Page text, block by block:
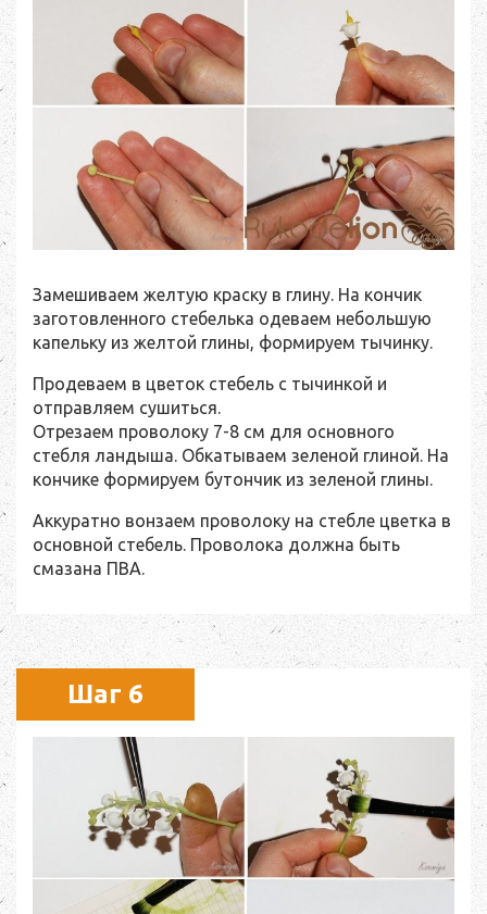
Замешиваем желтую краску в глину. На кончик
заготовленного стебелька одеваем небольшую
капельку из желтой глины, формируем тычинку.
Продеваем в цветок стебель с тычинкой и
отправляем сушиться.
Отрезаем проволоку 7-8 см для основного
стебля ландыша. Обкатываем зеленой глиной. На
кончике формируем бутончик из зеленой глины.
Аккуратно вонзаем проволоку на стебле цветка в
основной стебель. Проволока должна быть
смазана ПВА.
Шаг 6